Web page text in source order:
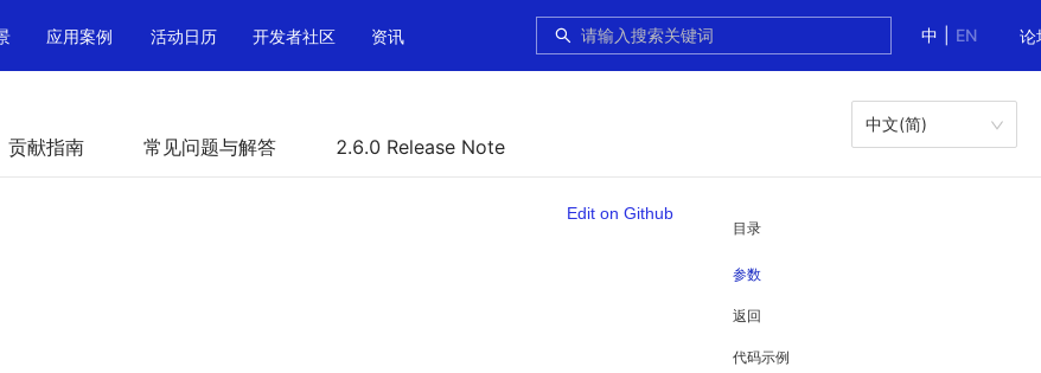
中
EN 论
应用案例 活动日历 开发者社区 资讯
贡献指南 常见问题与解答 2.6.0 Release Note
中文(简)
目录
参数
返回
代码示例
Edit on Github